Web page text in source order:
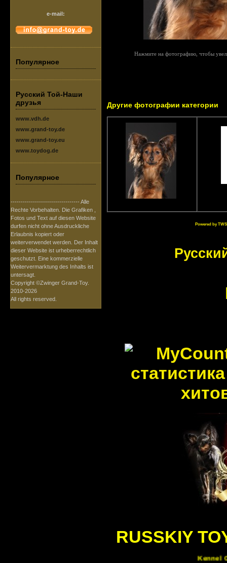
e-mail:
Популярное
Русский Той-Наши
друзья
www.vdh.de
www.grand-toy.de
www.grand-toy.eu
www.toydog.de
Популярное
---------------------------------- Alle
Rechte Vorbehalten. Die Grafiken ,
Fotos und Text auf diesen Website
durfen nicht ohne Ausdruckliche
Erlaubnis kopiert oder
weiterverwendet werden. Der Inhalt
dieser Website ist urheberrechtlich
geschutzt. Eine kommerzielle
Weitervermarktung des Inhalts ist
untersagt.
Copyright ©Zwinger Grand-Toy.
2010-2026
All rights reserved.
Нажмите на фотографию, чтобы
Другие фотографии категории
Powered by
RUSSKIY
Kennel